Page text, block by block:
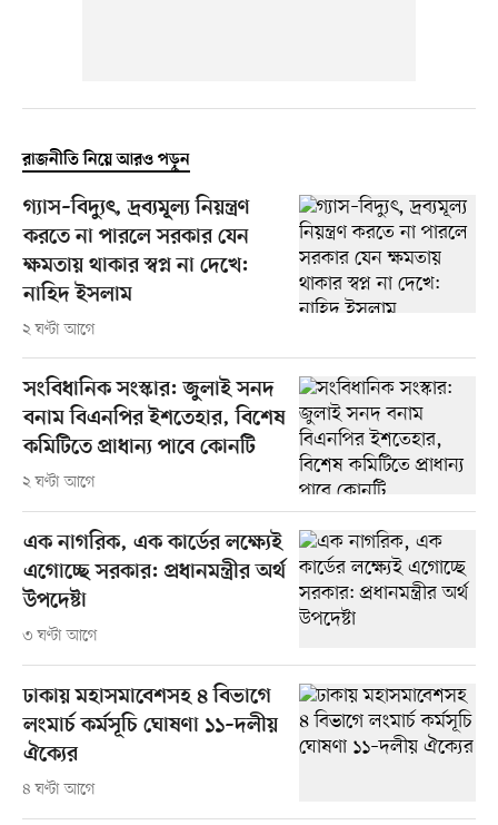
রাজনীতি নিয়ে আরও পড়ুন
গ্যাস–বিদ্যুৎ, দ্রব্যমূল্য নিয়ন্ত্রণ
করতে না পারলে সরকার যেন
ক্ষমতায় থাকার স্বপ্ন না দেখে:
নাহিদ ইসলাম
২ ঘণ্টা আগে
সংবিধানিক সংস্কার: জুলাই সনদ
বনাম বিএনপির ইশতেহার, বিশেষ
কমিটিতে প্রাধান্য পাবে কোনটি
২ ঘণ্টা আগে
এক নাগরিক, এক কার্ডের লক্ষ্যেই
এগোচ্ছে সরকার: প্রধানমন্ত্রীর অর্থ
উপদেষ্টা
৩ ঘণ্টা আগে
ঢাকায় মহাসমাবেশসহ ৪ বিভাগে
লংমার্চ কর্মসূচি ঘোষণা ১১–দলীয়
ঐক্যের
৪ ঘণ্টা আগে